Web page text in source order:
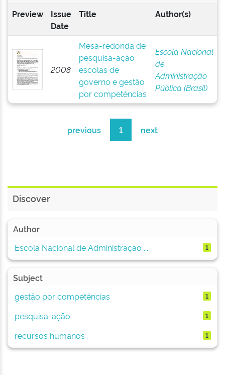
Preview
Issue
Date
Title Author(s)
2008
Mesa-redonda de
pesquisa-ação
escolas de
governo e gestão
por competências
Escola Nacional
de
Administração
Pública (Brasil)
previous 1 next
Discover
Author
Escola Nacional de Administração ...
1
Subject
gestão por competências
1
pesquisa-ação 1
recursos humanos 1